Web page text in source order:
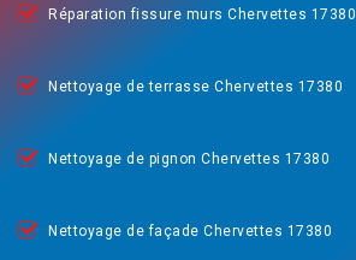
Réparation fissure murs Chervettes 17380
Nettoyage de terrasse Chervettes 17380
Nettoyage de pignon Chervettes 17380
Nettoyage de façade Chervettes 17380